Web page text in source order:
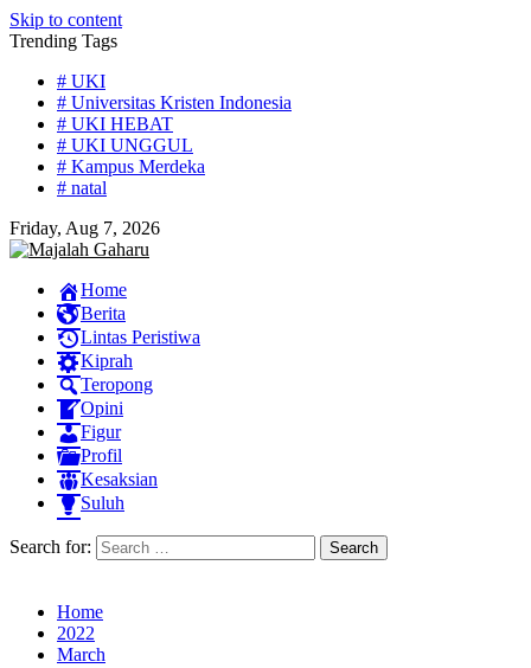
Skip to content
Trending Tags
# UKI
# Universitas Kristen Indonesia
# UKI HEBAT
# UKI UNGGUL
# Kampus Merdeka
# natal
Friday, Aug 7, 2026
Home
Berita
Lintas Peristiwa
Kiprah
Teropong
Opini
Figur
Profil
Kesaksian
Suluh
Search for:
Home
2022
March